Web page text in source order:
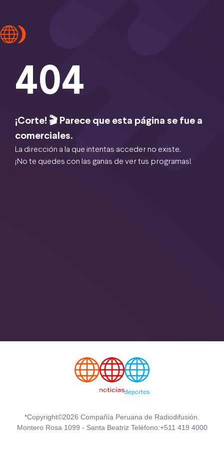
404
¡Corte! 🎬 Parece que esta página se fue a
comerciales.
La dirección a la que intentas acceder no existe.
¡No te quedes con las ganas de ver tus programas!
*Copyright©2026 Compañía Peruana de Radiodifusión.
Montero Rosa 1099 - Santa Beatriz Teléfono:+511 419 4000